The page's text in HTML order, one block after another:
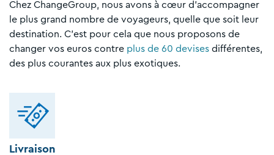
Chez ChangeGroup, nous avons à cœur d'accompagner
le plus grand nombre de voyageurs, quelle que soit leur
destination. C'est pour cela que nous proposons de
changer vos euros contre plus de 60 devises différentes,
des plus courantes aux plus exotiques.
Livraison